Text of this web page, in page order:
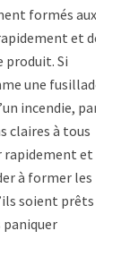
formés aux
et de
produit. Si
une fusillade,
incendie, par
claires à tous
rapidement et
à former les
soient prêts
paniquer